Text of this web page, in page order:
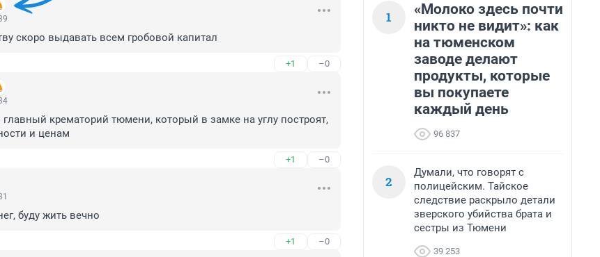
скоро выдавать всем гробовой капитал
+1 –0
главный крематорий тюмени, который в замке на углу построят,
и ценам
+1 –0
буду жить вечно
+1 –0
1
«Молоко здесь почти
никто не видит»: как
на тюменском
заводе делают
продукты, которые
вы покупаете
каждый день
96 837
2
Думали, что говорят с
полицейским. Тайское
следствие раскрыло детали
зверского убийства брата и
сестры из Тюмени
39 253